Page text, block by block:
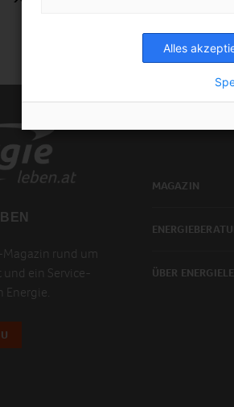
rund um
ein Service-
Energie.
MAGAZIN
ÜBER
Alles